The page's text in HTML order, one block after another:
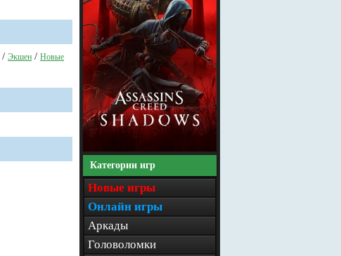
/ Экшен / Новые
Категории игр
Новые игры
Онлайн игры
Аркады
Головоломки